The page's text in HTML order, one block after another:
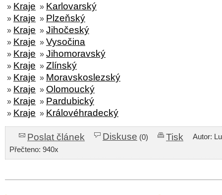
» Kraje » Karlovarský
» Kraje » Plzeňský
» Kraje » Jihočeský
» Kraje » Vysočina
» Kraje » Jihomoravský
» Kraje » Zlínský
» Kraje » Moravskoslezský
» Kraje » Olomoucký
» Kraje » Pardubický
» Kraje » Královéhradecký
Poslat článek Diskuse (0) Tisk
Autor:
Přečteno: 940x